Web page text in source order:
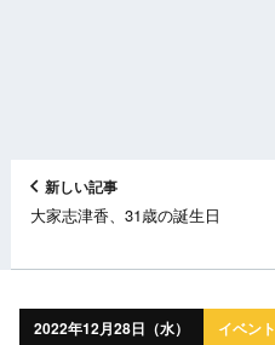
新しい記事
大家志津香、31歳の誕生日
2022年12月28日（水） イベント